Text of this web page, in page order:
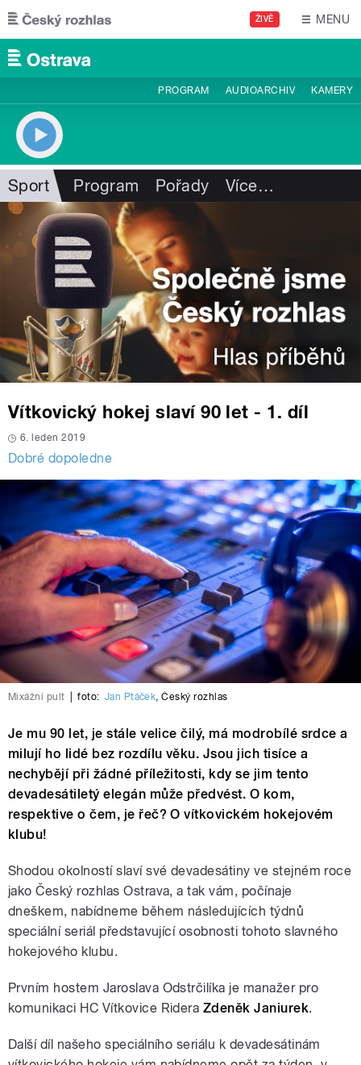
Přejít k hlavnímu obsahu
ŽIVĚ MENU
PROGRAM AUDIOARCHIV KAMERY
Sport Program Pořady Více…
Vítkovický hokej slaví 90 let - 1. díl
6. leden 2019
Dobré dopoledne
Mixážní pult foto: Jan Ptáček,Český rozhlas
Je mu 90 let, je stále velice čilý, má modrobílé srdce a
milují ho lidé bez rozdílu věku. Jsou jich tisíce a
nechybějí při žádné příležitosti, kdy se jim tento
devadesátiletý elegán může předvést. O kom,
respektive o čem, je řeč? O vítkovickém hokejovém
klubu!
Shodou okolností slaví své devadesátiny ve stejném roce
jako Český rozhlas Ostrava, a tak vám, počínaje
dneškem, nabídneme během následujících týdnů
speciální seriál představující osobnosti tohoto slavného
hokejového klubu.
Prvním hostem Jaroslava Odstrčilíka je manažer pro
komunikaci HC Vítkovice Ridera Zdeněk Janiurek.
Další díl našeho speciálního seriálu k devadesátinám